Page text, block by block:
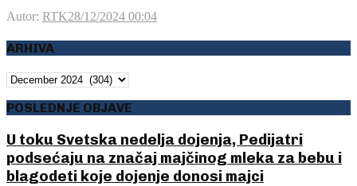
Autor: RTK28/12/2024 00:04
ARHIVA
ARHIVA
POSLEDNJE OBJAVE
U toku Svetska nedelja dojenja, Pedijatri
podsećaju na značaj majčinog mleka za bebu i
blagodeti koje dojenje donosi majci